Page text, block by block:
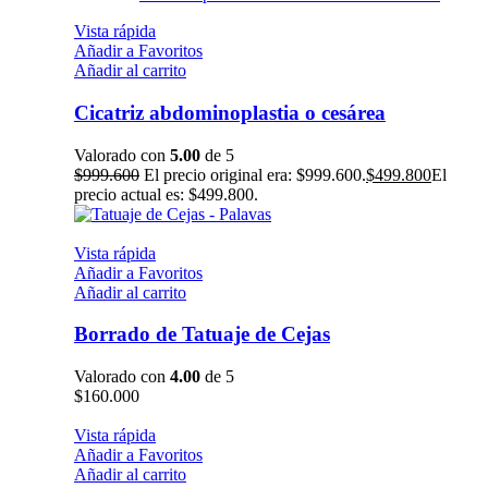
Vista rápida
Añadir a Favoritos
Añadir al carrito
Cicatriz abdominoplastia o cesárea
Valorado con 5.00 de 5
$999.600 El precio original era: $999.600.$499.800El
precio actual es: $499.800.
Vista rápida
Añadir a Favoritos
Añadir al carrito
Borrado de Tatuaje de Cejas
Valorado con 4.00 de 5
$160.000
Vista rápida
Añadir a Favoritos
Añadir al carrito